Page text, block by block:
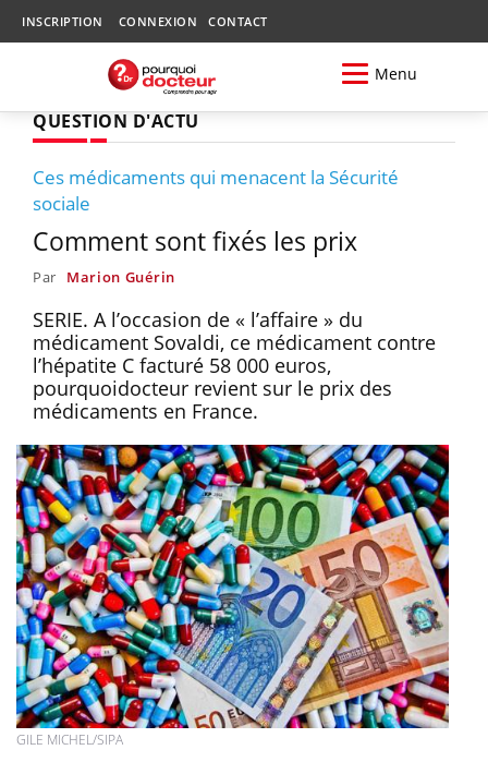
INSCRIPTION CONNEXION CONTACT
Menu
QUESTION D'ACTU
Ces médicaments qui menacent la Sécurité
sociale
Comment sont fixés les prix
Par Marion Guérin
SERIE. A l’occasion de « l’affaire » du
médicament Sovaldi, ce médicament contre
l’hépatite C facturé 58 000 euros,
pourquoidocteur revient sur le prix des
médicaments en France.
GILE MICHEL/SIPA